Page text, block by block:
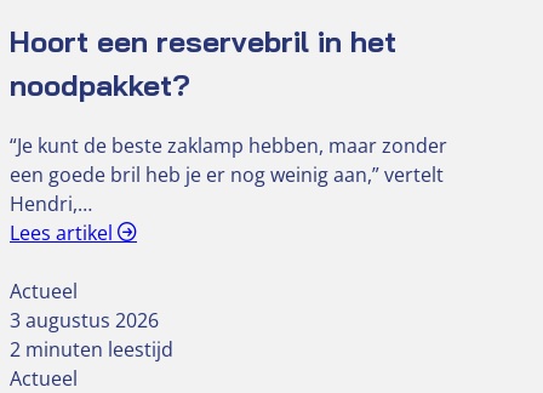
Hoort een reservebril in het
noodpakket?
“Je kunt de beste zaklamp hebben, maar zonder
een goede bril heb je er nog weinig aan,” vertelt
Hendri,…
Lees artikel
Actueel
3 augustus 2026
2 minuten leestijd
Actueel